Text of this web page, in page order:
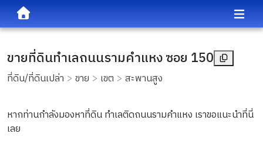
ขายที่ดินทำเลถนนรามคำแหง ซอย 150
ที่ดิน/ที่ดินเปล่า ขาย เขต สะพานสูง
หากท่านกำลังมองหาที่ดิน ทำเลติดถนนรามคำแหง เราขอแนะนำที่นี่
เลย